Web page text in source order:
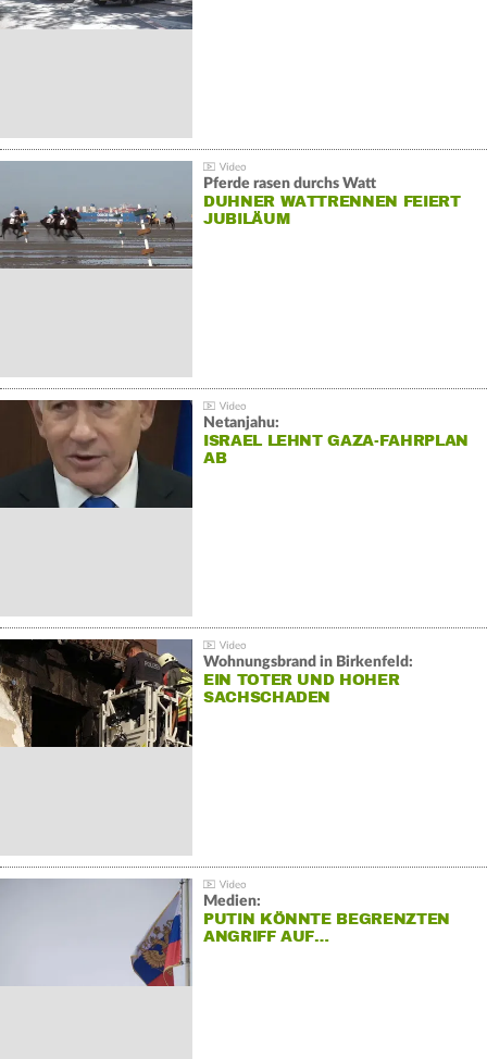
Pferde rasen durchs Watt
DUHNER WATTRENNEN FEIERT
JUBILÄUM
Netanjahu:
ISRAEL LEHNT GAZA-FAHRPLAN
AB
Wohnungsbrand in Birkenfeld:
EIN TOTER UND HOHER
SACHSCHADEN
Medien:
PUTIN KÖNNTE BEGRENZTEN
ANGRIFF AUF…